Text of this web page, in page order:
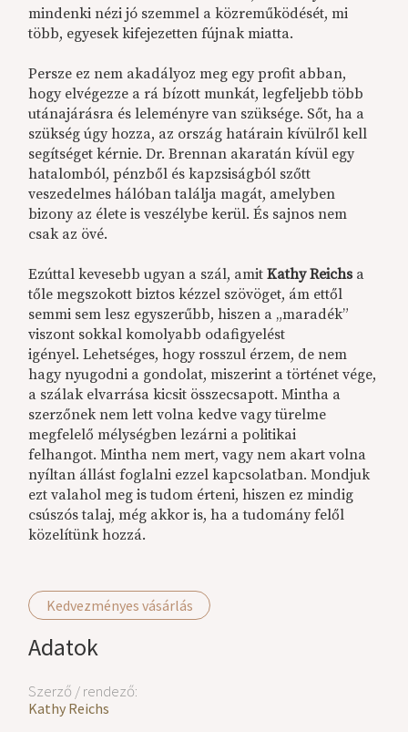
Kedvezményes vásárlás
Adatok
Szerző / rendező:
Kathy Reichs
mindenki nézi jó szemmel a közreműködését, mi
több, egyesek kifejezetten fújnak miatta.
Persze ez nem akadályoz meg egy profit abban,
hogy elvégezze a rá bízott munkát, legfeljebb több
utánajárásra és leleményre van szüksége. Sőt, ha a
szükség úgy hozza, az ország határain kívülről kell
segítséget kérnie. Dr. Brennan akaratán kívül egy
hatalomból, pénzből és kapzsiságból szőtt
veszedelmes hálóban találja magát, amelyben
bizony az élete is veszélybe kerül. És sajnos nem
csak az övé.
Ezúttal kevesebb ugyan a szál, amitKathy Reichsa
tőle megszokott biztos kézzel szövöget, ám ettől
semmi sem lesz egyszerűbb, hiszen a „maradék”
viszont sokkal komolyabb odafigyelést
igényel. Lehetséges, hogy rosszul érzem, de nem
hagy nyugodni a gondolat, miszerint a történet vége,
a szálak elvarrása kicsit összecsapott. Mintha a
szerzőnek nem lett volna kedve vagy türelme
megfelelő mélységben lezárni a politikai
felhangot. Mintha nem mert, vagy nem akart volna
nyíltan állást foglalni ezzel kapcsolatban. Mondjuk
ezt valahol meg is tudom érteni, hiszen ez mindig
csúszós talaj, még akkor is, ha a tudomány felől
közelítünk hozzá.